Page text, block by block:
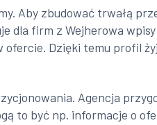
Aby zbudować trwałą
dla firm z Wejherowa
Dzięki temu profil
Agencja
to być np. informacje o